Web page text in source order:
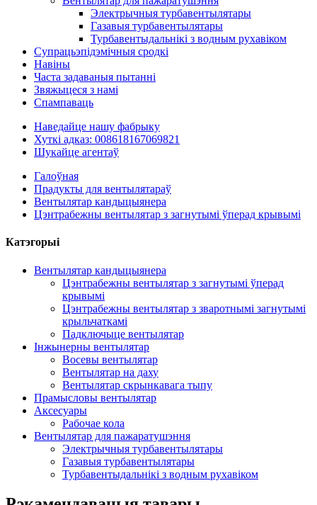
Электрычныя турбавентылятары
Газавыя турбавентылятары
Турбавентыдальнікі з водным рухавіком
Супрацьэпідэмічныя сродкі
Навіны
Часта задаваныя пытанні
Звяжыцеся з намі
Спампаваць
Наведайце нашу фабрыку
Хуткі адказ: 008618167069821
Шукайце агентаў
Галоўная
Прадукты для вентылятараў
Вентылятар кандыцыянера
Цэнтрабежны вентылятар з загнутымі ўперад крывымі
Катэгорыі
Вентылятар кандыцыянера
Цэнтрабежны вентылятар з загнутымі ўперад
крывымі
Цэнтрабежны вентылятар з зваротнымі загнутымі
крыльчаткамі
Падключыце вентылятар
Інжынерны вентылятар
Восевы вентылятар
Вентылятар на даху
Вентылятар скрынкавага тыпу
Прамысловы вентылятар
Аксесуары
Рабочае кола
Вентылятар для пажаратушэння
Электрычныя турбавентылятары
Газавыя турбавентылятары
Турбавентыдальнікі з водным рухавіком